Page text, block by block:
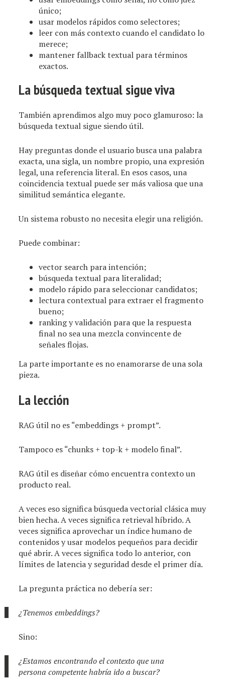
único;
usar modelos rápidos como selectores;
leer con más contexto cuando el candidato lo
merece;
mantener fallback textual para términos
exactos.
La búsqueda textual sigue viva
También aprendimos algo muy poco glamuroso: la
búsqueda textual sigue siendo útil.
Hay preguntas donde el usuario busca una palabra
exacta, una sigla, un nombre propio, una expresión
legal, una referencia literal. En esos casos, una
coincidencia textual puede ser más valiosa que una
similitud semántica elegante.
Un sistema robusto no necesita elegir una religión.
Puede combinar:
vector search para intención;
búsqueda textual para literalidad;
modelo rápido para seleccionar candidatos;
lectura contextual para extraer el fragmento
bueno;
ranking y validación para que la respuesta
final no sea una mezcla convincente de
señales flojas.
La parte importante es no enamorarse de una sola
pieza.
La lección
RAG útil no es “embeddings + prompt”.
Tampoco es “chunks + top-k + modelo final”.
RAG útil es diseñar cómo encuentra contexto un
producto real.
A veces eso significa búsqueda vectorial clásica muy
bien hecha. A veces significa retrieval híbrido. A
veces significa aprovechar un índice humano de
contenidos y usar modelos pequeños para decidir
qué abrir. A veces significa todo lo anterior, con
límites de latencia y seguridad desde el primer día.
La pregunta práctica no debería ser:
¿Tenemos embeddings?
Sino:
¿Estamos encontrando el contexto que una
persona competente habría ido a buscar?